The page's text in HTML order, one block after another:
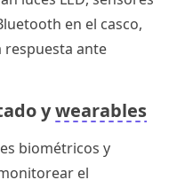
en el casco,
respuesta ante
y wearables
biométricos y
el